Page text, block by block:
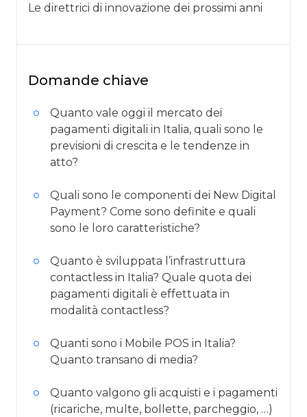
Le direttrici di innovazione dei prossimi anni
Domande chiave
Quanto vale oggi il mercato dei
pagamenti digitali in Italia, quali sono le
previsioni di crescita e le tendenze in
atto?
Quali sono le componenti dei New Digital
Payment? Come sono definite e quali
sono le loro caratteristiche?
Quanto è sviluppata l’infrastruttura
contactless in Italia? Quale quota dei
pagamenti digitali è effettuata in
modalità contactless?
Quanti sono i Mobile POS in Italia?
Quanto transano di media?
Quanto valgono gli acquisti e i pagamenti
(ricariche, multe, bollette, parcheggio, …)